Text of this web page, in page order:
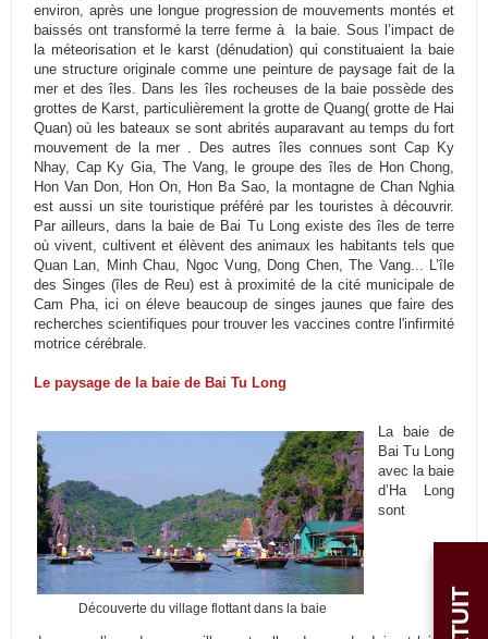
environ, après une longue progression de mouvements montés et
baissés ont transformé la terre ferme à la baie. Sous l’impact de
la méteorisation et le karst (dénudation) qui constituaient la baie
une structure originale comme une peinture de paysage fait de la
mer et des îles. Dans les îles rocheuses de la baie possède des
grottes de Karst, particulièrement la grotte de Quang( grotte de Hai
Quan) où les bateaux se sont abrités auparavant au temps du fort
mouvement de la mer . Des autres îles connues sont Cap Ky
Nhay, Cap Ky Gia, The Vang, le groupe des îles de Hon Chong,
Hon Van Don, Hon On, Hon Ba Sao, la montagne de Chan Nghia
est aussi un site touristique préféré par les touristes à découvrir.
Par ailleurs, dans la baie de Bai Tu Long existe des îles de terre
où vivent, cultivent et élèvent des animaux les habitants tels que
Quan Lan, Minh Chau, Ngoc Vung, Dong Chen, The Vang... L’île
des Singes (îles de Reu) est à proximité de la cité municipale de
Cam Pha, ici on éleve beaucoup de singes jaunes que faire des
recherches scientifiques pour trouver les vaccines contre l'infirmité
motrice cérébrale.
Le paysage de la baie de Bai Tu Long
Découverte du village flottant dans la baie
La baie de
Bai Tu Long
avec la baie
d’Ha Long
sont